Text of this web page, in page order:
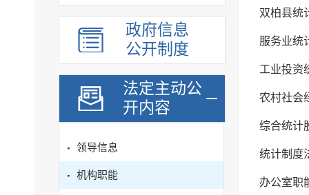
政府信息
公开制度
法定主动公
开内容
领导信息
机构职能
双柏县统
服务业统
工业投资
农村社会
综合统计
统计制度
办公室职